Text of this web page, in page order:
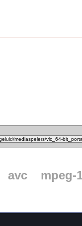
avc
mpeg-